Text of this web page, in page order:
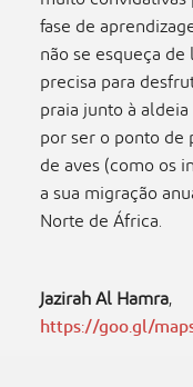
fase de
não se esqueça
precisa para
praia junto à
por ser o ponto
de aves (como os
a sua migração
Norte de África.
Jazirah Al Hamra,
https://goo.gl/